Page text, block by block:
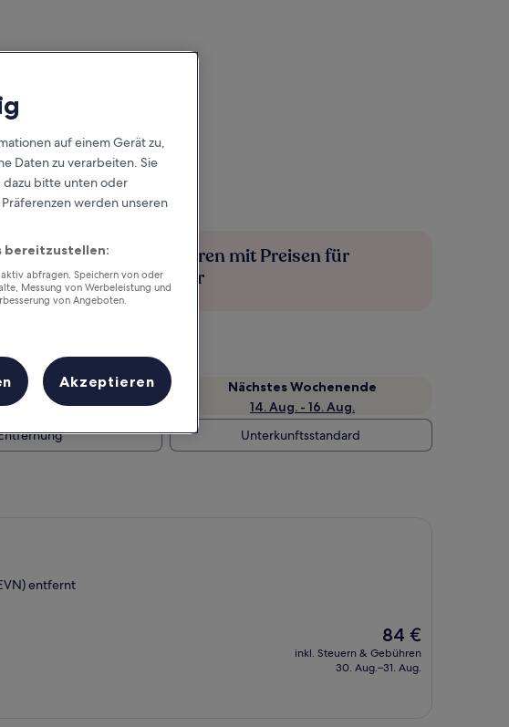
Mehr sparen mit Preisen für
Mitglieder
Wochenende
- 9. Aug.
Nächstes Wochenende
14. Aug. - 16. Aug.
Unterkunftsstandard
entfernt
Der
Preis
beträgt
84 €
inkl. Steuern & Gebühren
30. Aug.–31. Aug.
auf einem Gerät zu,
Daten zu verarbeiten. Sie
dazu bitte unten oder
werden unseren
bereitzustellen:
abfragen. Speichern von oder
Messung von Werbeleistung und
von Angeboten.
Akzeptieren